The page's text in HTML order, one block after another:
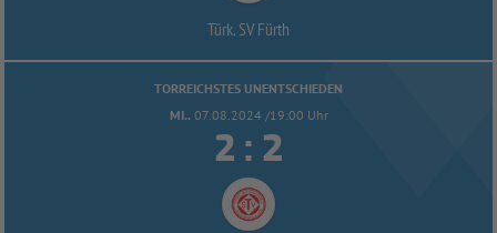
Türk. SV Fürth
TORREICHSTES UNENTSCHIEDEN
MI.. 07.08.2024 /19:00 Uhr
 : 